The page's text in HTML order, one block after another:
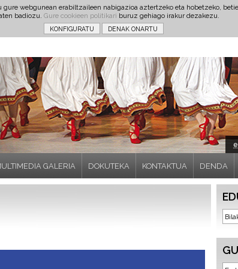
webgunean erabiltzaileen nabigazioa aztertzeko eta hobetzeko,
badiozu. Gure cookieen politikari buruz gehiago irakur dezakezu.
GALERIA DOKUTEKA KONTAKTUA DENDA